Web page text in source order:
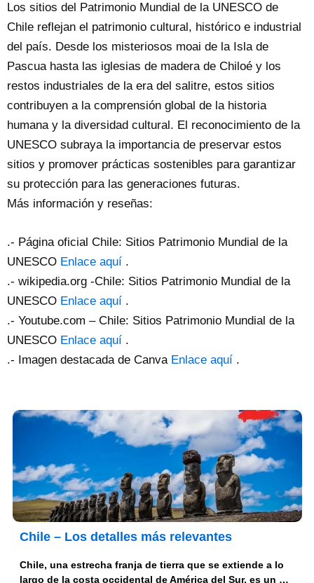
Los sitios del Patrimonio Mundial de la UNESCO de
Chile reflejan el patrimonio cultural, histórico e industrial
del país. Desde los misteriosos moai de la Isla de
Pascua hasta las iglesias de madera de Chiloé y los
restos industriales de la era del salitre, estos sitios
contribuyen a la comprensión global de la historia
humana y la diversidad cultural. El reconocimiento de la
UNESCO subraya la importancia de preservar estos
sitios y promover prácticas sostenibles para garantizar
su protección para las generaciones futuras.
Más información y reseñas:
.- Página oficial Chile: Sitios Patrimonio Mundial de la
UNESCO Enlace aquí .
.- wikipedia.org -Chile: Sitios Patrimonio Mundial de la
UNESCO Enlace aquí .
.- Youtube.com – Chile: Sitios Patrimonio Mundial de la
UNESCO Enlace aquí .
.- Imagen destacada de Canva Enlace aquí .
Chile – Los detalles más relevantes
Chile, una estrecha franja de tierra que se extiende a lo
largo de la costa occidental de América del Sur, es un …